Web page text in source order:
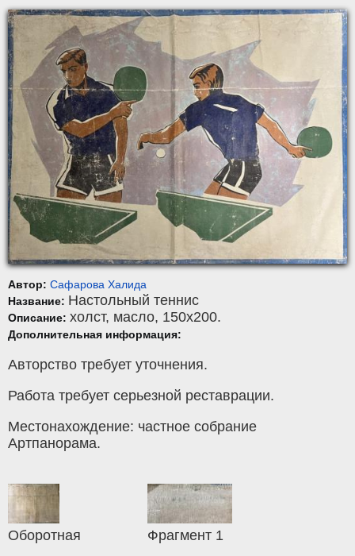
Автор: Сафарова Халида
Название: Настольный теннис
Описание: холст, масло, 150x200.
Дополнительная информация:
Авторство требует уточнения.
Работа требует серьезной реставрации.
Местонахождение: частное собрание
Артпанорама.
Оборотная Фрагмент 1